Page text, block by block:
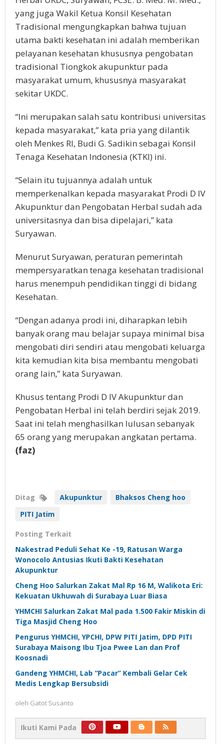
yang juga Wakil Ketua Konsil Kesehatan
Tradisional mengungkapkan bahwa tujuan
utama bakti kesehatan ini adalah memberikan
pelayanan kesehatan khususnya pengobatan
tradisional Tiongkok akupunktur pada
masyarakat umum, khususnya masyarakat
sekitar UKDC.
“Ini merupakan salah satu kontribusi universitas
kepada masyarakat,” kata pria yang dilantik
oleh Menkes RI, Budi G. Sadikin sebagai Konsil
Tenaga Kesehatan Indonesia (KTKI) ini.
“Selain itu tujuannya adalah untuk
memperkenalkan kepada masyarakat Prodi D IV
Akupunktur dan Pengobatan Herbal sudah ada
universitasnya dan bisa dipelajari,” kata
Suryawan.
Menurut Suryawan, peraturan pemerintah
mempersyaratkan tenaga kesehatan tradisional
harus menempuh pendidikan tinggi di bidang
Kesehatan.
“Dengan adanya prodi ini, diharapkan lebih
banyak orang mau belajar supaya minimal bisa
mengobati diri sendiri atau mengobati keluarga
kita kemudian kita bisa membantu mengobati
orang lain,” kata Suryawan.
Khusus tentang Prodi D IV Akupunktur dan
Pengobatan Herbal ini telah berdiri sejak 2019.
Saat ini telah menghasilkan lulusan sebanyak
65 orang yang merupakan angkatan pertama.
(faz)
Ditag Akupunktur
Bhaksos Cheng hoo
PITI Jatim
Posting Terkait
Nakestrad Peduli Sehat Ke -19, Ratusan Warga
Wonocolo Antusias Ikuti Bakti Kesehatan
Akupunktur
Cheng Hoo Salurkan Zakat Mal Rp 16 M, Walikota Eri:
Kekuatan Ukhuwah di Surabaya Luar Biasa
YHMCHI Salurkan Zakat Mal pada 1.500 Fakir Miskin di
Tiga Masjid Cheng Hoo
Pengurus YHMCHI, YPCHI, DPW PITI Jatim, DPD PITI
Surabaya Maisong Ibu Tjoa Pwee Lan dan Prof
Koosnadi
Gandeng YHMCHI, Lab “Pacar” Kembali Gelar Cek
Medis Lengkap Bersubsidi
oleh Gatot Susanto
Ikuti Kami Pada